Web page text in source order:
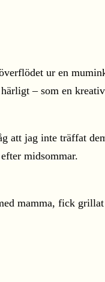
ur en
– som en
jag inte träffat
midsommar.
mamma, fick